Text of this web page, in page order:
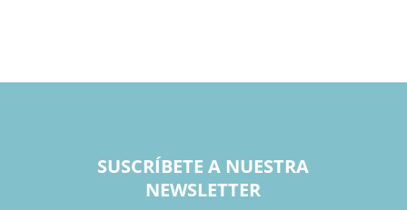
SUSCRÍBETE A NUESTRA
NEWSLETTER